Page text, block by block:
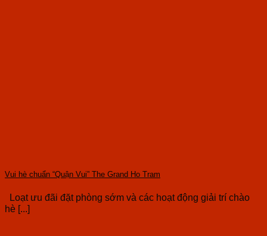
Vui hè chuẩn “Quận Vui” The Grand Ho Tram
Loạt ưu đãi đặt phòng sớm và các hoạt động giải trí chào
hè [...]